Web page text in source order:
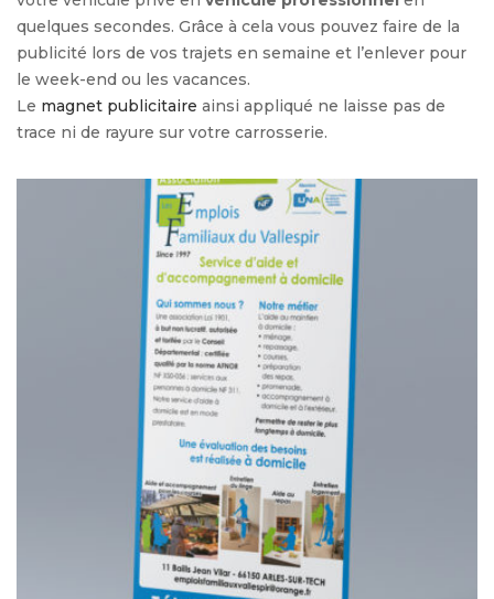
quelques secondes. Grâce à cela vous pouvez faire de la
publicité lors de vos trajets en semaine et l’enlever pour
le week-end ou les vacances.
Le magnet publicitaire ainsi appliqué ne laisse pas de
trace ni de rayure sur votre carrosserie.